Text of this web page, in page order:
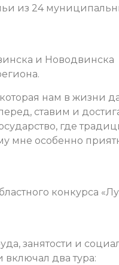
из 24
и Новодвинска
нам в жизни
ставим и
где
мне особенно
конкурса
занятости и
два тура: